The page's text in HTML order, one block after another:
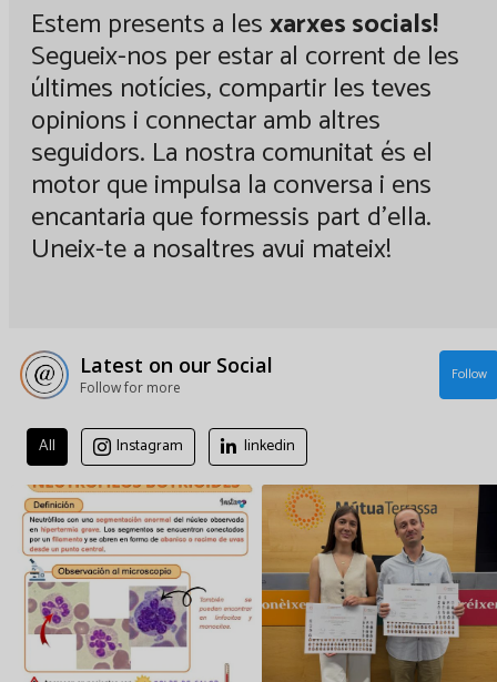
Estem presents a lesxarxes socials!
Segueix-nos per estar al corrent de les
últimes notícies, compartir les teves
opinions i connectar amb altres
seguidors. La nostra comunitat és el
motor que impulsa la conversa i ens
encantaria que formessis part d'ella.
Uneix-te a nosaltres avui mateix!
Latest on our Social
Follow for more
Follow
All Instagram linkedin